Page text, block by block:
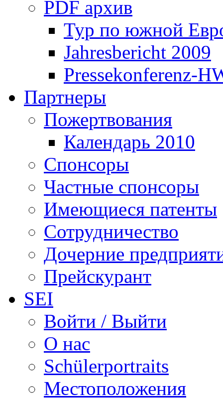
PDF архив
Тур по южной
Jahresbericht 2009
Pressekonferenz-
Партнеры
Пожертвования
Календарь 2010
Спонсоры
Частные спонсоры
Имеющиеся патенты
Сотрудничество
Дочерние
Прейскурант
SEI
Войти / Выйти
О нас
Schülerportraits
Местоположения